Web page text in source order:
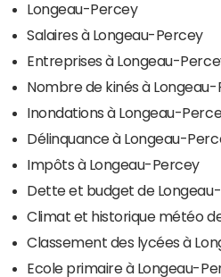
Longeau-Percey
Salaires à Longeau-Percey
Entreprises à Longeau-
Nombre de kinés à
Inondations à Longeau-
Délinquance à Longeau-
Impôts à Longeau-Percey
Dette et budget de
Climat et historique météo
Classement des lycées à
Ecole primaire à Longeau-